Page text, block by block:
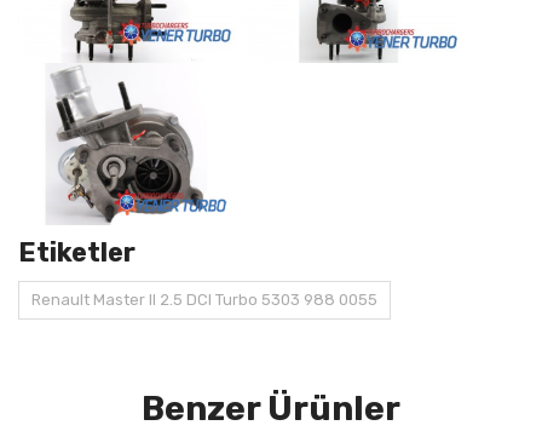
Etiketler
Renault Master II 2.5 DCI Turbo 5303 988 0055
Benzer Ürünler